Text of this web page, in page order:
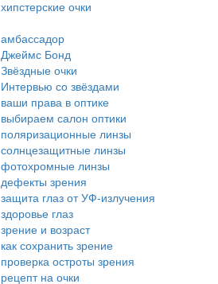
хипстерские очки
амбассадор
Джеймс Бонд
Звёздные очки
Интервью со звёздами
ваши права в оптике
выбираем салон оптики
поляризационные линзы
солнцезащитные линзы
фотохромные линзы
дефекты зрения
защита глаз от УФ-излучения
здоровье глаз
зрение и возраст
как сохранить зрение
проверка остроты зрения
рецепт на очки